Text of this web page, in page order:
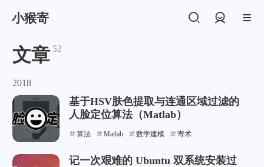
小猴寄
文章 52
2018
基于HSV肤色提取与连通区域过滤的
人脸定位算法（Matlab）
算法 Matlab 数学建模 寄术
记一次艰难的 Ubuntu 双系统安装过